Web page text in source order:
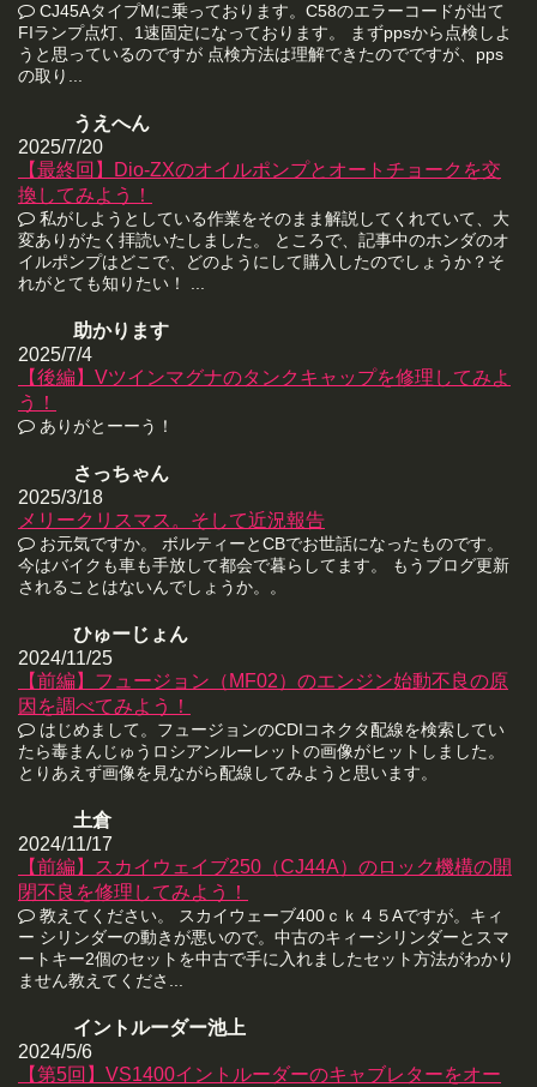
CJ45AタイプMに乗っております。C58のエラーコードが出て
FIランプ点灯、1速固定になっております。 まずppsから点検しよ
うと思っているのですが 点検方法は理解できたのでですが、pps
の取り...
うえへん
2025/7/20
【最終回】Dio-ZXのオイルポンプとオートチョークを交
換してみよう！
私がしようとしている作業をそのまま解説してくれていて、大
変ありがたく拝読いたしました。 ところで、記事中のホンダのオ
イルポンプはどこで、どのようにして購入したのでしょうか？そ
れがとても知りたい！ ...
助かります
2025/7/4
【後編】Vツインマグナのタンクキャップを修理してみよ
う！
ありがとーーう！
さっちゃん
2025/3/18
メリークリスマス。そして近況報告
お元気ですか。 ボルティーとCBでお世話になったものです。
今はバイクも車も手放して都会で暮らしてます。 もうブログ更新
されることはないんでしょうか。。
ひゅーじょん
2024/11/25
【前編】フュージョン（MF02）のエンジン始動不良の原
因を調べてみよう！
はじめまして。フュージョンのCDIコネクタ配線を検索してい
たら毒まんじゅうロシアンルーレットの画像がヒットしました。
とりあえず画像を見ながら配線してみようと思います。
土倉
2024/11/17
【前編】スカイウェイブ250（CJ44A）のロック機構の開
閉不良を修理してみよう！
教えてください。 スカイウェーブ400ｃｋ４５Aですが。キィ
ー シリンダーの動きが悪いので。中古のキィーシリンダーとスマ
ートキー2個のセットを中古で手に入れましたセット方法がわかり
ません教えてくださ...
イントルーダー池上
2024/5/6
【第5回】VS1400イントルーダーのキャブレターをオー